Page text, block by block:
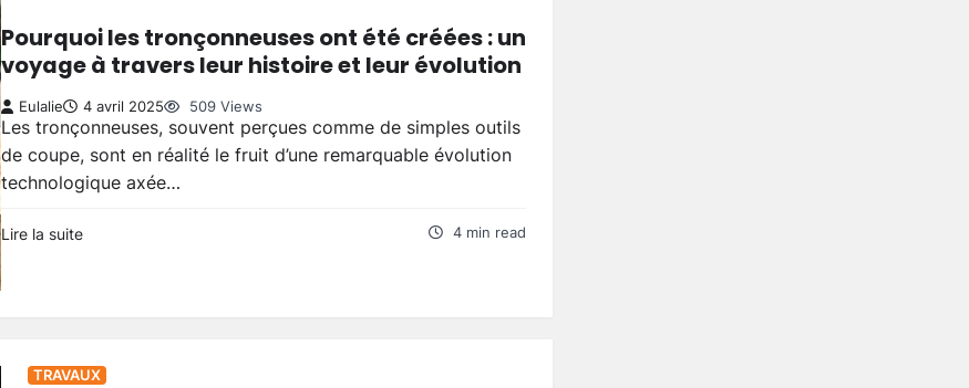
Pourquoi les tronçonneuses ont été créées : un
voyage à travers leur histoire et leur évolution
Eulalie 4 avril 2025 509 Views
Les tronçonneuses, souvent perçues comme de simples outils
de coupe, sont en réalité le fruit d’une remarquable évolution
technologique axée…
Lire la suite 4 min read
TRAVAUX